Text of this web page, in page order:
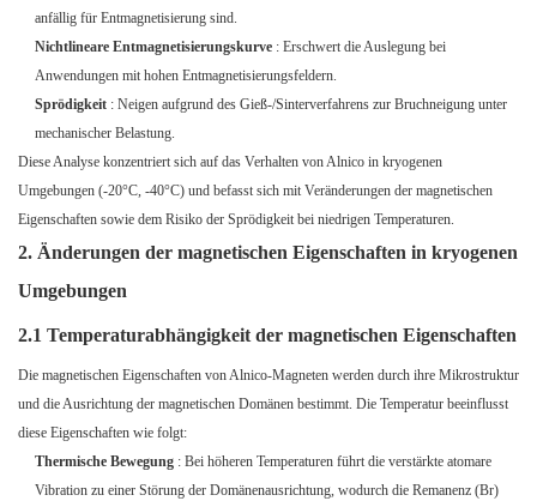
anfällig für Entmagnetisierung sind.
Nichtlineare Entmagnetisierungskurve : Erschwert die Auslegung bei
Anwendungen mit hohen Entmagnetisierungsfeldern.
Sprödigkeit : Neigen aufgrund des Gieß-/Sinterverfahrens zur Bruchneigung unter
mechanischer Belastung.
Diese Analyse konzentriert sich auf das Verhalten von Alnico in kryogenen
Umgebungen (-20°C, -40°C) und befasst sich mit Veränderungen der magnetischen
Eigenschaften sowie dem Risiko der Sprödigkeit bei niedrigen Temperaturen.
2. Änderungen der magnetischen Eigenschaften in kryogenen
Umgebungen
2.1 Temperaturabhängigkeit der magnetischen Eigenschaften
Die magnetischen Eigenschaften von Alnico-Magneten werden durch ihre Mikrostruktur
und die Ausrichtung der magnetischen Domänen bestimmt. Die Temperatur beeinflusst
diese Eigenschaften wie folgt:
Thermische Bewegung : Bei höheren Temperaturen führt die verstärkte atomare
Vibration zu einer Störung der Domänenausrichtung, wodurch die Remanenz (Br)